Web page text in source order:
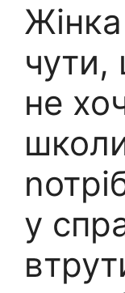
чути,
не
у